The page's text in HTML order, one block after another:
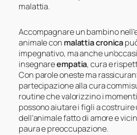
malattia.
Accompagnare un bambino
animale con malattia cronica
impegnativo, ma anche
insegnareempatia, cura e
Con parole oneste ma
partecipazione alla cura
routine che valorizzino i
possono aiutare i figli a
dell’animale fatto di amore e
paura e preoccupazione.